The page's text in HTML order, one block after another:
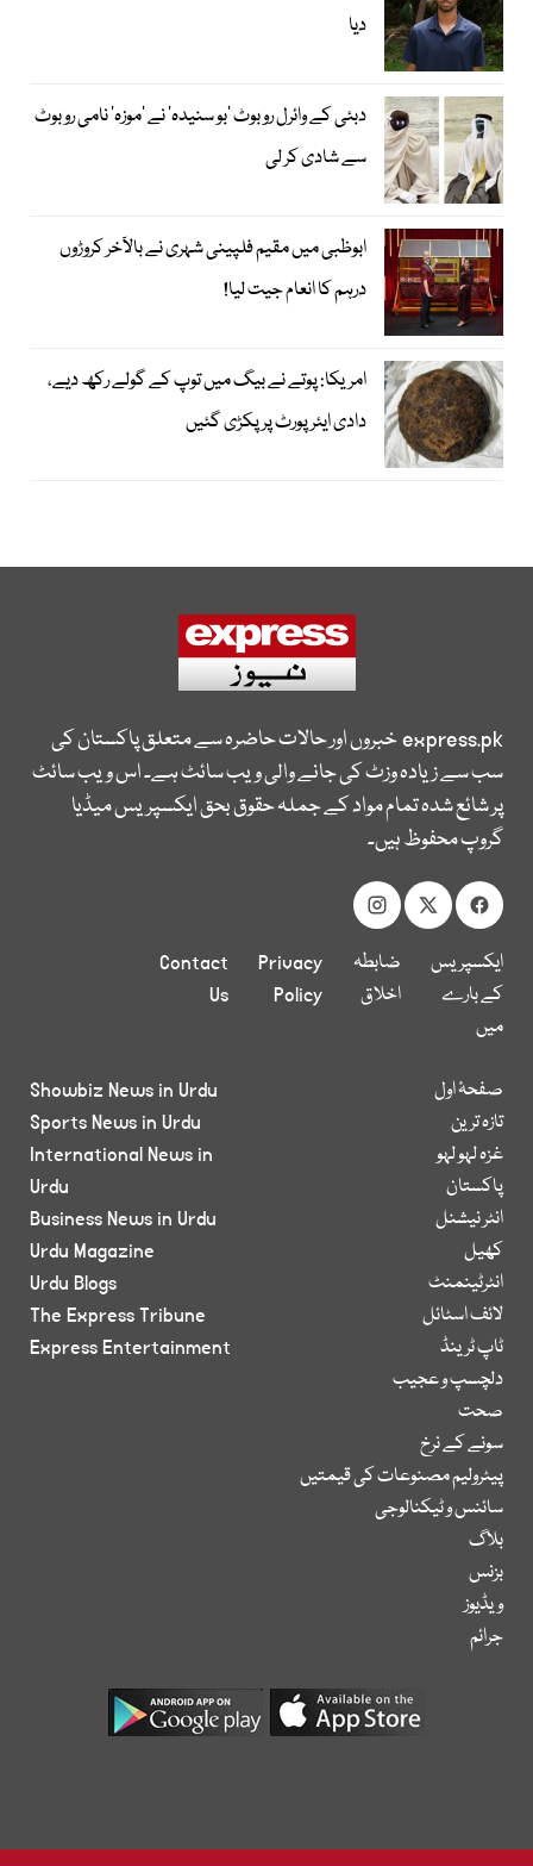
دیا
دبئی کے وائرل روبوٹ ’بو سنیدہ‘ نے ’موزہ‘ نامی روبوٹ
سے شادی کر لی
ابوظبی میں مقیم فلپینی شہری نے بالآخر کروڑوں
درہم کا انعام جیت لیا!
امریکا: پوتے نے بیگ میں توپ کے گولے رکھ دیے،
دادی ایئرپورٹ پر پکڑی گئیں
express.pkخبروں اور حالات حاضرہ سے متعلق پاکستان کی
سب سے زیادہ وزٹ کی جانے والی ویب سائٹ ہے۔ اس ویب سائٹ
پر شائع شدہ تمام مواد کے جملہ حقوق بحق ایکسپریس میڈیا
گروپ محفوظ ہیں۔
ایکسپریس
کے بارے
میں
ضابطہ
اخلاق
Privacy
Policy
Contact
Us
صفحۂ اول
تازہ ترین
غزہ لہو لہو
پاکستان
انٹر نیشنل
کھیل
انٹرٹینمنٹ
لائف اسٹائل
ٹاپ ٹرینڈ
دلچسپ و عجیب
صحت
سونے کے نرخ
پیٹرولیم مصنوعات کی قیمتیں
سائنس و ٹیکنالوجی
بلاگ
بزنس
ویڈیوز
جرائم
Showbiz News in Urdu
Sports News in Urdu
International News in
Urdu
Business News in Urdu
Urdu Magazine
Urdu Blogs
The Express Tribune
Express Entertainment